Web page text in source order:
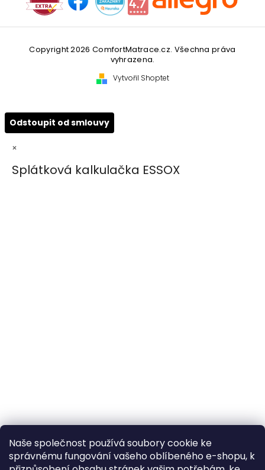
Naše společnost používá soubory cookie ke
správnému fungování vašeho oblíbeného e-shopu, k
Vytvořil Shoptet
Copyright 2026 ComfortMatrace.cz. Všechna práva
vyhrazena.
Odstoupit od smlouvy
×
Splátková kalkulačka ESSOX